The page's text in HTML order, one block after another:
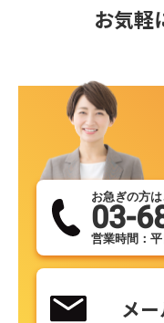
お気軽
お急ぎの方
03-
営業時間：
メ